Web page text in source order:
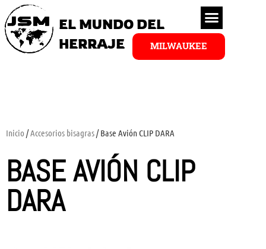
EL MUNDO DEL
HERRAJE
MILWAUKEE
Inicio /Accesorios bisagras/ Base Avión CLIP DARA
BASE AVIÓN CLIP
DARA